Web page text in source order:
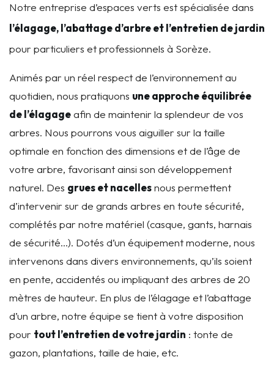
Notre entreprise d’espaces verts est spécialisée dans
l’élagage, l’abattage d’arbre et l’entretien de jardin
pour particuliers et professionnels à Sorèze.
Animés par un réel respect de l’environnement au
quotidien, nous pratiquons une approche équilibrée
de l’élagageafin de maintenir la splendeur de vos
arbres. Nous pourrons vous aiguiller sur la taille
optimale en fonction des dimensions et de l’âge de
votre arbre, favorisant ainsi son développement
naturel. Des grues et nacellesnous permettent
d’intervenir sur de grands arbres en toute sécurité,
complétés par notre matériel (casque, gants, harnais
de sécurité…). Dotés d’un équipement moderne, nous
intervenons dans divers environnements, qu’ils soient
en pente, accidentés ou impliquant des arbres de 20
mètres de hauteur. En plus de l’élagage et l’abattage
d’un arbre, notre équipe se tient à votre disposition
pour tout l’entretien de votre jardin : tonte de
gazon, plantations, taille de haie, etc.